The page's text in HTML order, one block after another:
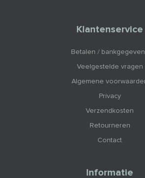
Klantenservice
Betalen /
Veelgestelde vragen
Algemene
Privacy
Verzendkosten
Retourneren
Contact
Informatie